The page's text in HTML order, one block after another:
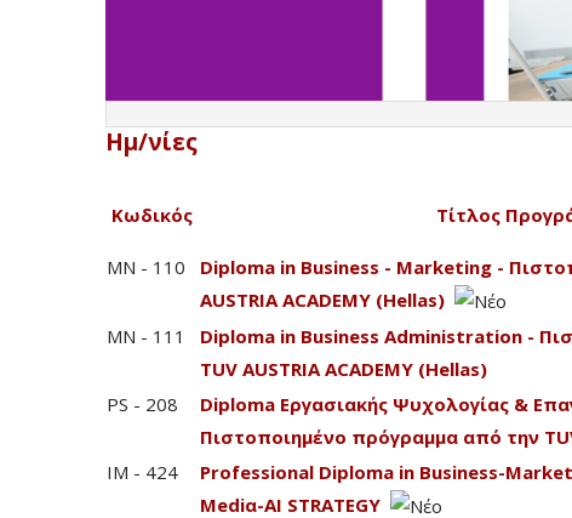
Ημ/νίες
Κωδικός Τίτλος
MN - 110
Diploma in Business - Marketing -
AUSTRIA ACADEMY (Hellas)
MN - 111
Diploma in Business Administration -
TUV AUSTRIA ACADEMY (Hellas)
PS - 208
Diploma Εργασιακής Ψυχολογίας &
Πιστοποιημένο πρόγραμμα από την TUV
IM - 424
Professional Diploma in Business-
Mediα-AI STRATEGY